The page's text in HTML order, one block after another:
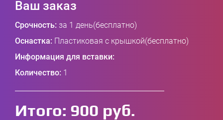
Ваш заказ
Срочность: за 1 день(бесплатно)
Оснастка: Пластиковая с крышкой(бесплатно)
Информация для вставки:
Количество: 1
Итого: 900